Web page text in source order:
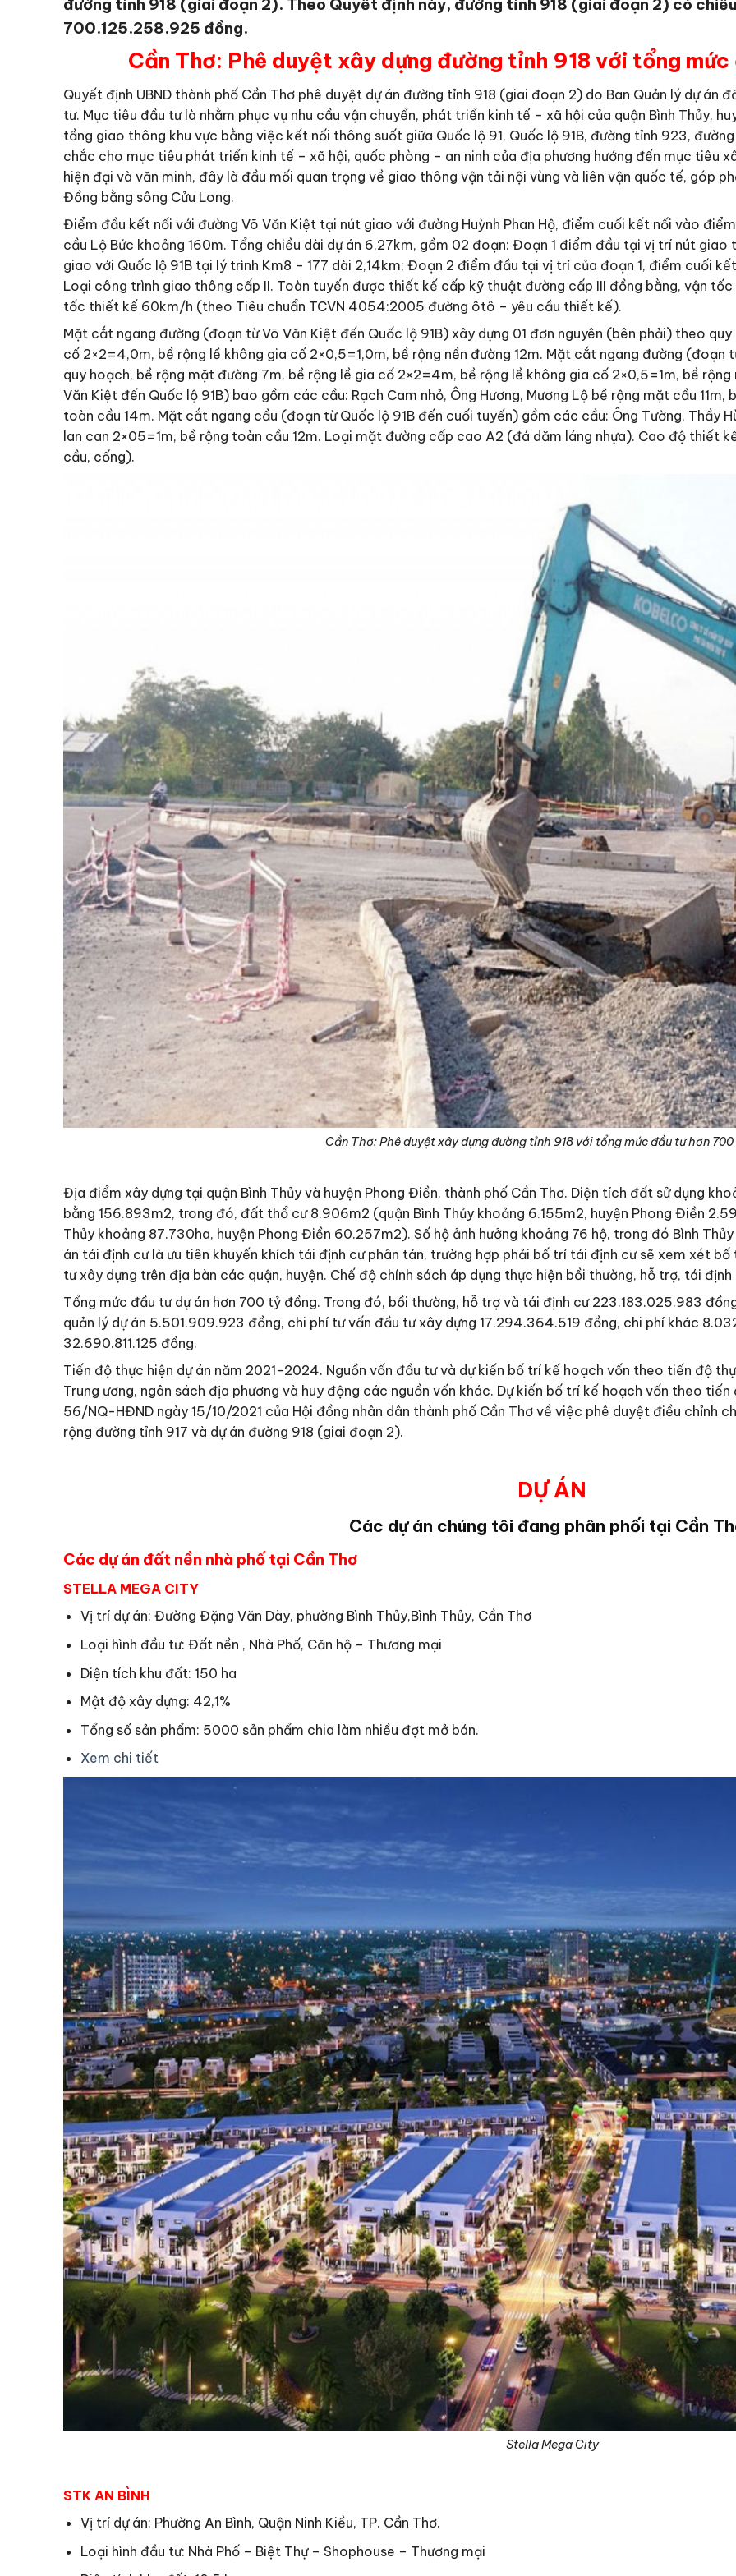
đường tỉnh 918 (giai đoạn 2). Theo Quyết định này, đường tỉnh 918 (giai đoạn 2) có
700.125.258.925 đồng.
Cần Thơ: Phê duyệt xây dựng đường tỉnh 918 với tổng
Quyết định UBND thành phố Cần Thơ phê duyệt dự án đường tỉnh 918 (giai đoạn 2) do Ban Quản lý dự án
tư. Mục tiêu đầu tư là nhằm phục vụ nhu cầu vận chuyển, phát triển kinh tế – xã hội của quận Bình Thủy,
tầng giao thông khu vực bằng việc kết nối thông suốt giữa Quốc lộ 91, Quốc lộ 91B, đường tỉnh 923,
chắc cho mục tiêu phát triển kinh tế – xã hội, quốc phòng – an ninh của địa phương hướng đến mục tiêu
hiện đại và văn minh, đây là đầu mối quan trọng về giao thông vận tải nội vùng và liên vận quốc tế, góp
Đồng bằng sông Cửu Long.
Điểm đầu kết nối với đường Võ Văn Kiệt tại nút giao với đường Huỳnh Phan Hộ, điểm cuối kết nối vào
cầu Lộ Bức khoảng 160m. Tổng chiều dài dự án 6,27km, gồm 02 đoạn: Đoạn 1 điểm đầu tại vị trí nút giao
giao với Quốc lộ 91B tại lý trình Km8 – 177 dài 2,14km; Đoạn 2 điểm đầu tại vị trí của đoạn 1, điểm cuối
Loại công trình giao thông cấp II. Toàn tuyến được thiết kế cấp kỹ thuật đường cấp III đồng bằng, vận
tốc thiết kế 60km/h (theo Tiêu chuẩn TCVN 4054:2005 đường ôtô – yêu cầu thiết kế).
Mặt cắt ngang đường (đoạn từ Võ Văn Kiệt đến Quốc lộ 91B) xây dựng 01 đơn nguyên (bên phải) theo
cố 2×2=4,0m, bề rộng lề không gia cố 2×0,5=1,0m, bề rộng nền đường 12m. Mặt cắt ngang đường (đoạn
quy hoạch, bề rộng mặt đường 7m, bề rộng lề gia cố 2×2=4m, bề rộng lề không gia cố 2×0,5=1m, bề
Văn Kiệt đến Quốc lộ 91B) bao gồm các cầu: Rạch Cam nhỏ, Ông Hương, Mương Lộ bề rộng mặt cầu
toàn cầu 14m. Mặt cắt ngang cầu (đoạn từ Quốc lộ 91B đến cuối tuyến) gồm các cầu: Ông Tường, Thầy
lan can 2×05=1m, bề rộng toàn cầu 12m. Loại mặt đường cấp cao A2 (đá dăm láng nhựa). Cao độ thiết
cầu, cống).
Cần Thơ: Phê duyệt xây dựng đường tỉnh 918 với tổng mức đầu tư hơn
Địa điểm xây dựng tại quận Bình Thủy và huyện Phong Điền, thành phố Cần Thơ. Diện tích đất sử dụng
bằng 156.893m2, trong đó, đất thổ cư 8.906m2 (quận Bình Thủy khoảng 6.155m2, huyện Phong Điền
Thủy khoảng 87.730ha, huyện Phong Điền 60.257m2). Số hộ ảnh hưởng khoảng 76 hộ, trong đó Bình
án tái định cư là ưu tiên khuyến khích tái định cư phân tán, trường hợp phải bố trí tái định cư sẽ xem xét
tư xây dựng trên địa bàn các quận, huyện. Chế độ chính sách áp dụng thực hiện bồi thường, hỗ trợ, tái
Tổng mức đầu tư dự án hơn 700 tỷ đồng. Trong đó, bồi thường, hỗ trợ và tái định cư 223.183.025.983
quản lý dự án 5.501.909.923 đồng, chi phí tư vấn đầu tư xây dựng 17.294.364.519 đồng, chi phí khác
32.690.811.125 đồng.
Tiến độ thực hiện dự án năm 2021-2024. Nguồn vốn đầu tư và dự kiến bố trí kế hoạch vốn theo tiến độ
Trung ương, ngân sách địa phương và huy động các nguồn vốn khác. Dự kiến bố trí kế hoạch vốn theo
56/NQ-HĐND ngày 15/10/2021 của Hội đồng nhân dân thành phố Cần Thơ về việc phê duyệt điều chỉnh
rộng đường tỉnh 917 và dự án đường 918 (giai đoạn 2).
DỰ ÁN
Các dự án chúng tôi đang phân phối tại Cần
Các dự án đất nền nhà phố tại Cần Thơ
STELLA MEGA CITY
Vị trí dự án: Đường Đặng Văn Dày, phường Bình Thủy,Bình Thủy, Cần Thơ
Loại hình đầu tư: Đất nền , Nhà Phố, Căn hộ – Thương mại
Diện tích khu đất: 150 ha
Mật độ xây dựng: 42,1%
Tổng số sản phẩm: 5000 sản phẩm chia làm nhiều đợt mở bán.
Xem chi tiết
Stella Mega City
STK AN BÌNH
Vị trí dự án: Phường An Bình, Quận Ninh Kiều, TP. Cần Thơ.
Loại hình đầu tư: Nhà Phố – Biệt Thự – Shophouse – Thương mại